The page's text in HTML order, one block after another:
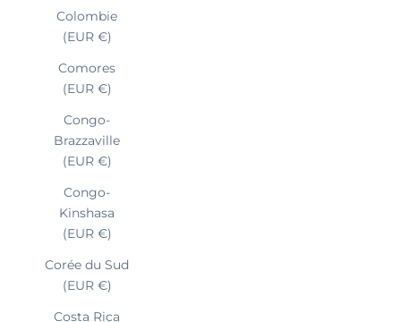
Colombie
(EUR €)
Comores
(EUR €)
Congo-
Brazzaville
(EUR €)
Congo-
Kinshasa
(EUR €)
Corée du Sud
(EUR €)
Costa Rica